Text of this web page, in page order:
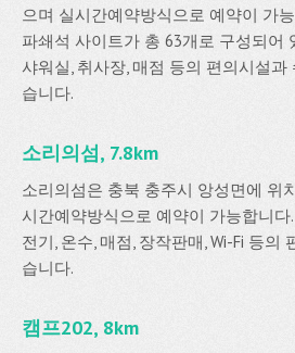
으며 실시간예약방식으로 예약이 가
파쇄석 사이트가 총 63개로 구성되어
샤워실, 취사장, 매점 등의 편의시설과
습니다.
소리의섬, 7.8km
소리의섬은 충북 충주시 앙성면에 위
시간예약방식으로 예약이 가능합니다.
전기, 온수, 매점, 장작판매, Wi-Fi 등의
습니다.
캠프202, 8km